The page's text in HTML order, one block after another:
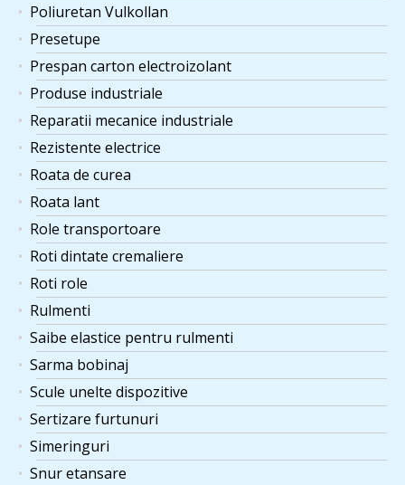
Poliuretan Vulkollan
Presetupe
Prespan carton electroizolant
Produse industriale
Reparatii mecanice industriale
Rezistente electrice
Roata de curea
Roata lant
Role transportoare
Roti dintate cremaliere
Roti role
Rulmenti
Saibe elastice pentru rulmenti
Sarma bobinaj
Scule unelte dispozitive
Sertizare furtunuri
Simeringuri
Snur etansare